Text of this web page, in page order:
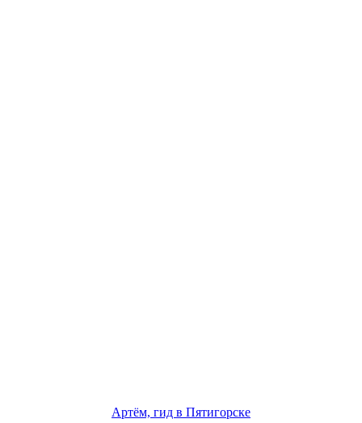
Артём, гид в Пятигорске